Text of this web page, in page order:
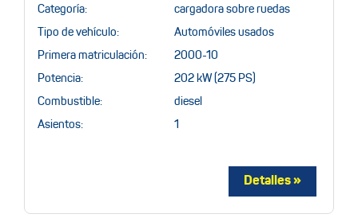
Categoría: cargadora sobre ruedas
Tipo de vehículo: Automóviles usados
Primera matriculación: 2000-10
Potencia: 202 kW (275 PS)
Combustible: diesel
Asientos: 1